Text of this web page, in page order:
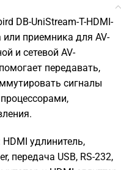
DB-UniStream-T-HDMI-
или приемника для AV-
и сетевой AV-
передавать,
сигналы
удлинитель,
передача USB, RS-232,